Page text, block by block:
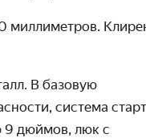
миллиметров.
В базовую
система
9 дюймов, люк с